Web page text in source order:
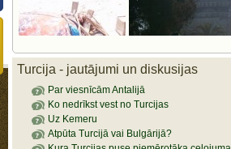
Turcija - jautājumi un diskusijas
Par viesnīcām Antalijā
Ko nedrīkst vest no Turcijas
Uz Kemeru
Atpūta Turcijā vai Bulgārijā?